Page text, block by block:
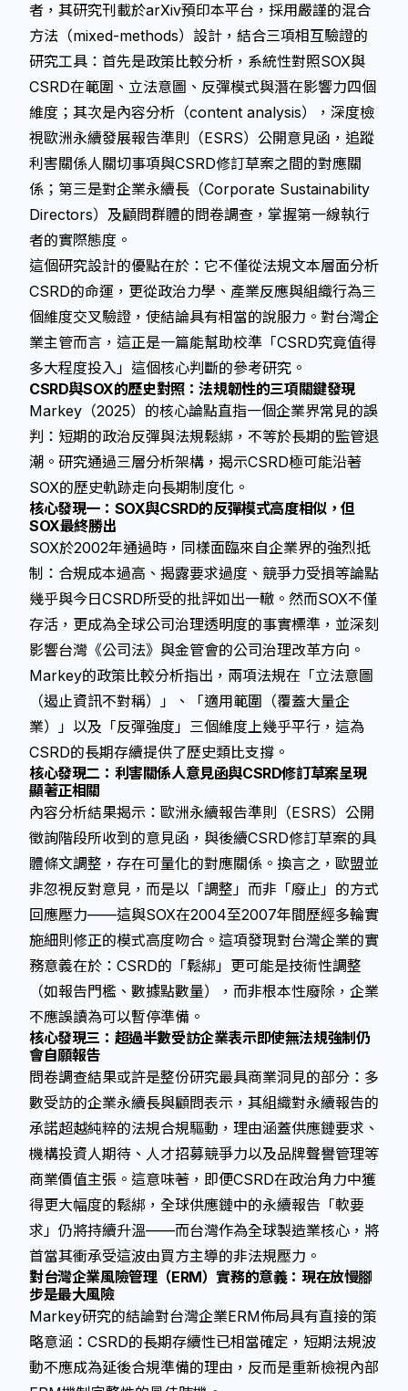
者，其研究刊載於arXiv預印本平台，採用嚴謹的混合
方法（mixed-methods）設計，結合三項相互驗證的
研究工具：首先是政策比較分析，系統性對照SOX與
CSRD在範圍、立法意圖、反彈模式與潛在影響力四個
維度；其次是內容分析（content analysis），深度檢
視歐洲永續發展報告準則（ESRS） 公開意見函，追蹤
利害關係人關切事項與CSRD修訂草案之間的對應關
係；第三是對企業永續長（Corporate Sustainability
Directors）及顧問群體的問卷調查，掌握第一線執行
者的實際態度。
這個研究設計的優點在於：它不僅從法規文本層面分析
CSRD的命運，更從政治力學、產業反應與組織行為三
個維度交叉驗證，使結論具有相當的說服力。對台灣企
業主管而言，這正是一篇能幫助校準「CSRD究竟值得
多大程度投入」這個核心判斷的參考研究。
CSRD與SOX的歷史對照：法規韌性的三項關鍵發現
Markey（2025）的核心論點直指一個企業界常見的誤
判：短期的政治反彈與法規鬆綁，不等於長期的監管退
潮。研究通過三層分析架構，揭示CSRD極可能沿著
SOX的歷史軌跡走向長期制度化。
核心發現一：SOX與CSRD的反彈模式高度相似，但
SOX最終勝出
SOX於2002年通過時，同樣面臨來自企業界的強烈抵
制：合規成本過高、揭露要求過度、競爭力受損等論點
幾乎與今日CSRD所受的批評如出一轍。然而SOX不僅
存活，更成為全球公司治理透明度的事實標準，並深刻
影響台灣《公司法》與金管會的公司治理改革方向。
Markey的政策比較分析指出，兩項法規在「立法意圖
（遏止資訊不對稱）」、「適用範圍（覆蓋大量企
業）」以及「反彈強度」三個維度上幾乎平行，這為
CSRD的長期存續提供了歷史類比支撐。
核心發現二：利害關係人意見函與CSRD修訂草案呈現
顯著正相關
內容分析結果揭示： 歐洲永續報告準則（ESRS） 公開
徵詢階段所收到的意見函，與後續CSRD修訂草案的具
體條文調整，存在可量化的對應關係。換言之，歐盟並
非忽視反對意見，而是以「調整」而非「廢止」的方式
回應壓力——這與SOX在2004至2007年間歷經多輪實
施細則修正的模式高度吻合。這項發現對台灣企業的實
務意義在於：CSRD的「鬆綁」更可能是技術性調整
（如報告門檻、數據點數量），而非根本性廢除，企業
不應誤讀為可以暫停準備。
核心發現三：超過半數受訪企業表示即使無法規強制仍
會自願報告
問卷調查結果或許是整份研究最具商業洞見的部分：多
數受訪的企業永續長與顧問表示，其組織對永續報告的
承諾超越純粹的法規合規驅動，理由涵蓋供應鏈要求、
機構投資人期待、人才招募競爭力以及品牌聲譽管理等
商業價值主張。這意味著，即便CSRD在政治角力中獲
得更大幅度的鬆綁，全球供應鏈中的永續報告「軟要
求」仍將持續升溫——而台灣作為全球製造業核心，將
首當其衝承受這波由買方主導的非法規壓力。
對台灣企業風險管理（ERM）實務的意義：現在放慢腳
步是最大風險
Markey研究的結論對台灣企業ERM佈局具有直接的策
略意涵：CSRD的長期存續性已相當確定，短期法規波
動不應成為延後合規準備的理由，反而是重新檢視內部